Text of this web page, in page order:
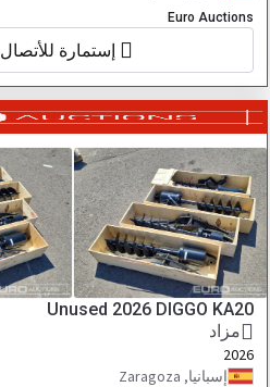
Euro Auctions
إستمارة للأتصال
Unused 2026 DIGGO KA20
مزاد
2026
إسبانيا, Zaragoza